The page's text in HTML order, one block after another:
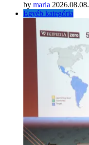
by maria 2026.08.08.
Egyéb kategória